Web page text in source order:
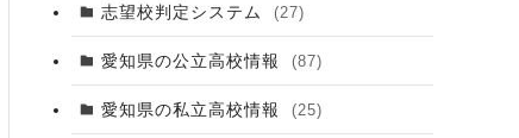
志望校判定システム (27)
愛知県の公立高校情報 (87)
愛知県の私立高校情報 (25)